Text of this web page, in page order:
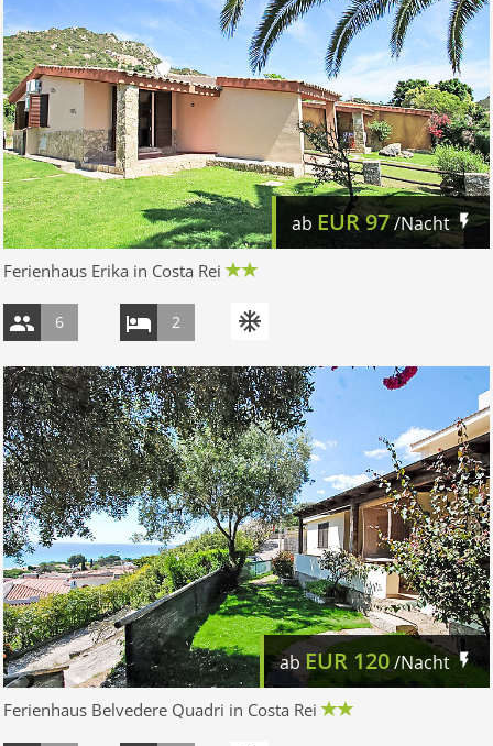
ab EUR97/Nacht
Ferienhaus Erika in Costa Rei
6 2
abEUR120/Nacht
Ferienhaus Belvedere Quadri in Costa Rei